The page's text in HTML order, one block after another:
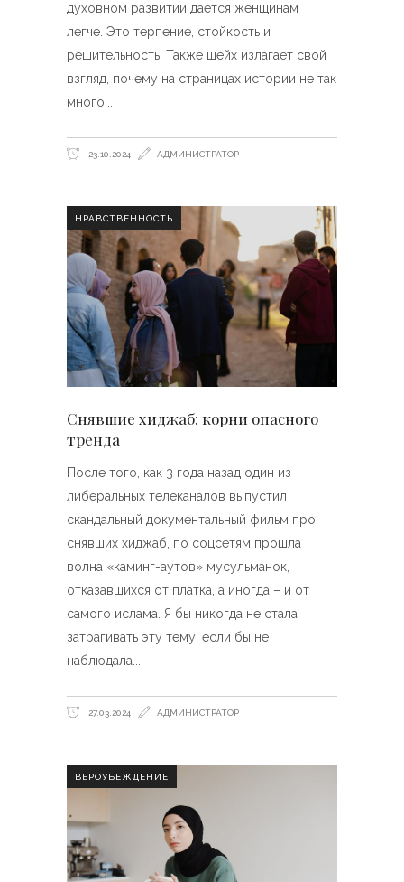
духовном развитии дается женщинам
легче. Это терпение, стойкость и
решительность. Также шейх излагает свой
взгляд, почему на страницах истории не так
много
23.10.2024 АДМИНИСТРАТОР
НРАВСТВЕННОСТЬ
Снявшие хиджаб: корни опасного
тренда
После того, как 3 года назад один из
либеральных телеканалов выпустил
скандальный документальный фильм про
снявших хиджаб, по соцсетям прошла
волна «каминг-аутов» мусульманок,
отказавшихся от платка, а иногда – и от
самого ислама. Я бы никогда не стала
затрагивать эту тему, если бы не
наблюдала
27.03.2024 АДМИНИСТРАТОР
ВЕРОУБЕЖДЕНИЕ